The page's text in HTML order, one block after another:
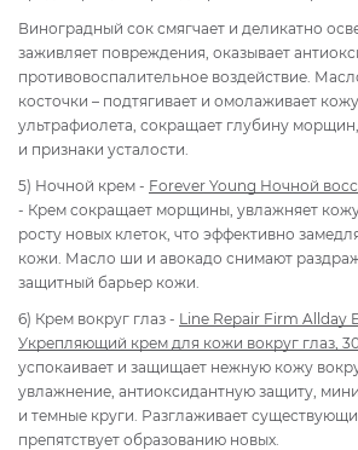
Виноградный сок смягчает и деликатно
заживляет повреждения, оказывает
противовоспалительное воздействие.
косточки – подтягивает и омолаживает
ультрафиолета, сокращает глубину морщин,
и признаки усталости.
5) Ночной крем - Forever Young Ночной
- Крем сокращает морщины, увлажняет
росту новых клеток, что эффективно
кожи. Масло ши и авокадо снимают
защитный барьер кожи.
6) Крем вокруг глаз - Line Repair Firm Allday
Укрепляющий крем для кожи вокруг глаз,
успокаивает и защищает нежную кожу
увлажнение, антиоксидантную защиту,
и темные круги. Разглаживает
препятствует образованию новых.